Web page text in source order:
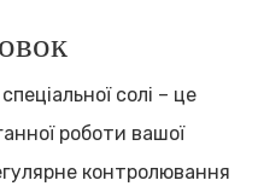
солі – це
роботи вашої
контролювання